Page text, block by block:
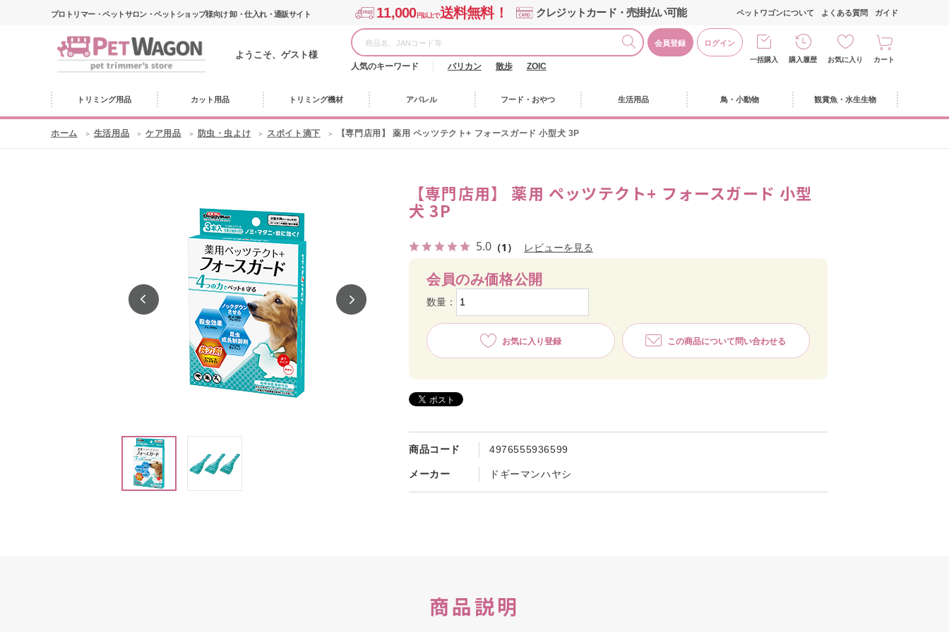
プロトリマー・ペットサロン・ペットショップ様向け 卸・仕入れ・通販サイト 11,000円以上で送料無料！ クレジットカード・売掛払い可能
ようこそ、ゲスト様
会員登録 ログイン
人気のキーワード バリカン 散歩 ZOIC
ペットワゴンについて よくある質問 ガイド
一括購入 購入履歴 お気に入り カート
トリミング用品 カット用品 トリミング機材 アパレル フード・おやつ 生活用品 鳥・小動物 観賞魚・水生生物
ホーム 生活用品 ケア用品 防虫・虫よけ スポイト滴下 【専門店用】 薬用 ペッツテクト+ フォースガード 小型犬 3P
【専門店用】 薬用 ペッツテクト+ フォースガード 小型
犬 3P
5.0 （1） レビューを見る
商品コード 4976555936599
メーカー ドギーマンハヤシ
会員のみ価格公開
数量：
お気に入り登録 この商品について問い合わせる
商品説明